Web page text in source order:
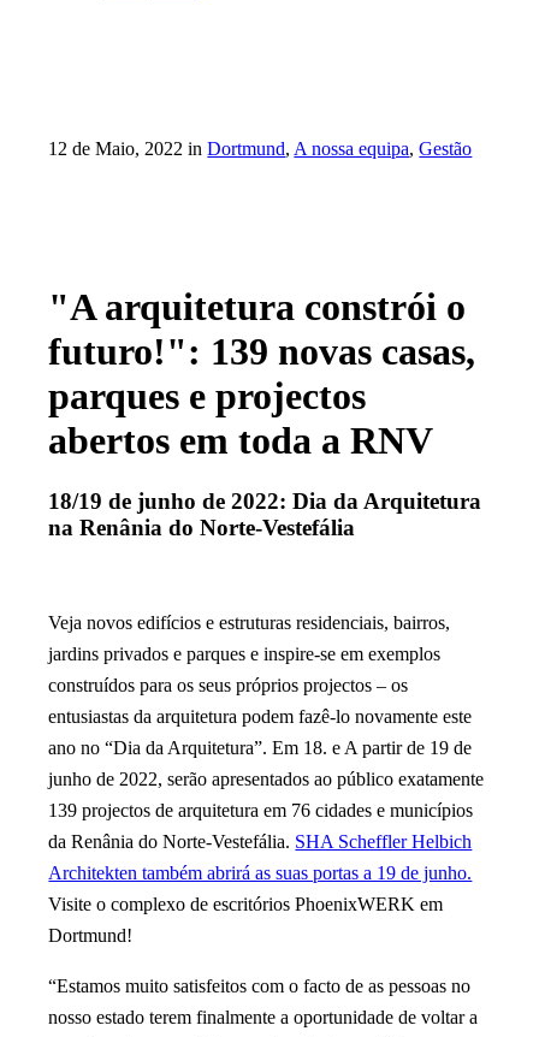
12 de Maio, 2022 inDortmund,A nossa equipa,Gestão
"A arquitetura constrói o
futuro!": 139 novas casas,
parques e projectos
abertos em toda a RNV
18/19 de junho de 2022: Dia da Arquitetura
na Renânia do Norte-Vestefália
Veja novos edifícios e estruturas residenciais, bairros,
jardins privados e parques e inspire-se em exemplos
construídos para os seus próprios projectos – os
entusiastas da arquitetura podem fazê-lo novamente este
ano no “Dia da Arquitetura”. Em 18. e A partir de 19 de
junho de 2022, serão apresentados ao público exatamente
139 projectos de arquitetura em 76 cidades e municípios
da Renânia do Norte-Vestefália. SHA Scheffler Helbich
Architekten também abrirá as suas portas a 19 de junho.
Visite o complexo de escritórios PhoenixWERK em
Dortmund!
“Estamos muito satisfeitos com o facto de as pessoas no
nosso estado terem finalmente a oportunidade de voltar a